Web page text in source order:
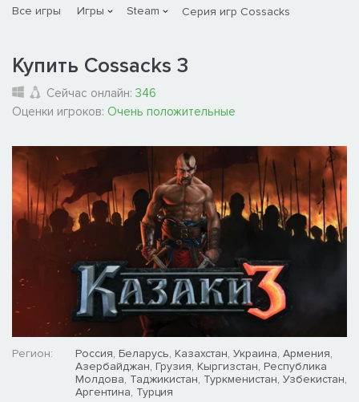
Все игры Игры Steam Серия игр Cossacks
Купить Cossacks 3
Сейчас онлайн: 346
Оценки игроков: Очень положительные
Регион:
Россия, Беларусь, Казахстан, Украина, Армения,
Азербайджан, Грузия, Кыргизстан, Республика
Молдова, Таджикистан, Туркменистан, Узбекистан,
Аргентина, Турция